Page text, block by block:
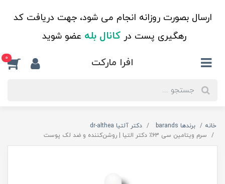
ارسال بصورت روزانه انجام می شود، جهت دریافت کد
رهگیری پست درکانال بله عضو شوید
افرا مارکت 0
خانه برندها barands
دکتر آلتیا dr-althea
سرم ویتامین سی ۶3٪ دکتر التیا | روشن‌کننده و ضد لک پوست